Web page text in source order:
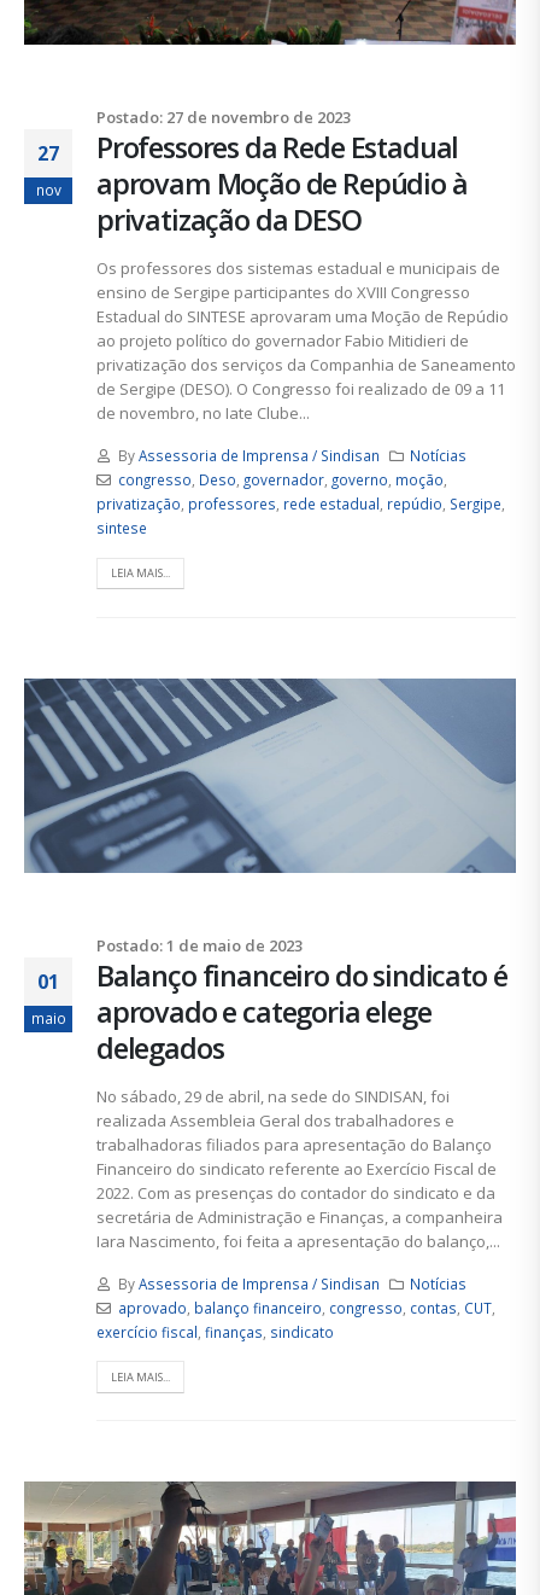
Postado: 27 de novembro de 2023
27
nov
Professores da Rede Estadual
aprovam Moção de Repúdio à
privatização da DESO
Os professores dos sistemas estadual e municipais de
ensino de Sergipe participantes do XVIII Congresso
Estadual do SINTESE aprovaram uma Moção de Repúdio
ao projeto político do governador Fabio Mitidieri de
privatização dos serviços da Companhia de Saneamento
de Sergipe (DESO). O Congresso foi realizado de 09 a 11
de novembro, no Iate Clube...
ByAssessoria de Imprensa / Sindisan
Notícias
congresso Deso governador, governo moção
privatização professores rede estadual repúdio Sergipe
sintese
LEIA MAIS...
Postado: 1 de maio de 2023
01
maio
Balanço financeiro do sindicato é
aprovado e categoria elege
delegados
No sábado, 29 de abril, na sede do SINDISAN, foi
realizada Assembleia Geral dos trabalhadores e
trabalhadoras filiados para apresentação do Balanço
Financeiro do sindicato referente ao Exercício Fiscal de
2022. Com as presenças do contador do sindicato e da
secretária de Administração e Finanças, a companheira
Iara Nascimento, foi feita a apresentação do balanço,...
ByAssessoria de Imprensa / Sindisan
Notícias
aprovado balanço financeiro congresso contas CUT,
exercício fiscal finanças sindicato
LEIA MAIS...